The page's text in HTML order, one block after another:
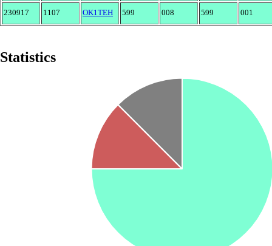
230917 1107 OK1TEH 599 008 599 001
Statistics